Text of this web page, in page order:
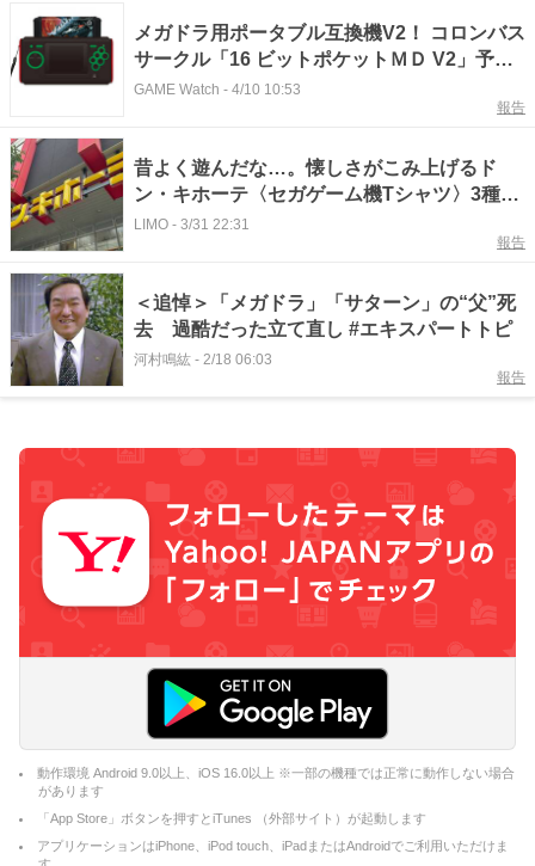
メガドラ用ポータブル互換機V2！ コロンバス
サークル「16 ビットポケットＭＤ V2」予約
開始。5月下旬発売
GAME Watch - 4/10 10:53
報告
昔よく遊んだな…。懐しさがこみ上げるド
ン・キホーテ〈セガゲーム機Tシャツ〉3種。
「メガドライブ」や「セガサターン」も
LIMO - 3/31 22:31
報告
＜追悼＞「メガドラ」「サターン」の“父”死
去 過酷だった立て直し #エキスパートトピ
河村鳴紘 - 2/18 06:03
報告
動作環境 Android 9.0以上、iOS 16.0以上 ※一部の機種では正常に動作しない場合
があります
「App Store」ボタンを押すとiTunes （外部サイト）が起動します
アプリケーションはiPhone、iPod touch、iPadまたはAndroidでご利用いただけま